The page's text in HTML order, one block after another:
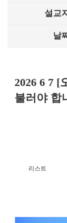
설교
날
2026 6 7 [
불러야 합
리스트